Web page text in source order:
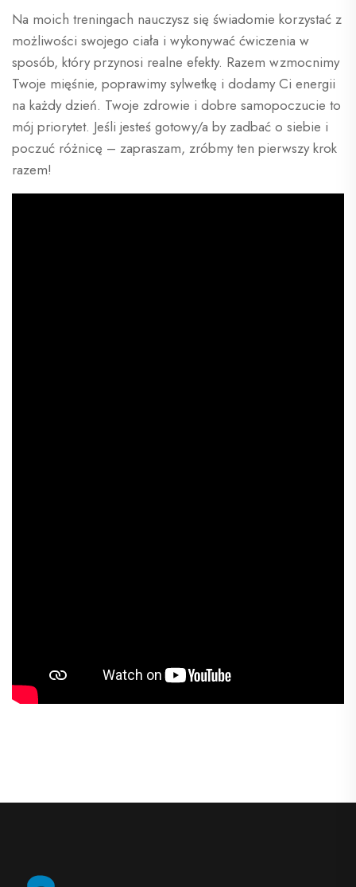
Na moich treningach nauczysz się świadomie korzystać z
możliwości swojego ciała i wykonywać ćwiczenia w
sposób, który przynosi realne efekty. Razem wzmocnimy
Twoje mięśnie, poprawimy sylwetkę i dodamy Ci energii
na każdy dzień. Twoje zdrowie i dobre samopoczucie to
mój priorytet. Jeśli jesteś gotowy/a by zadbać o siebie i
poczuć różnicę – zapraszam, zróbmy ten pierwszy krok
razem!